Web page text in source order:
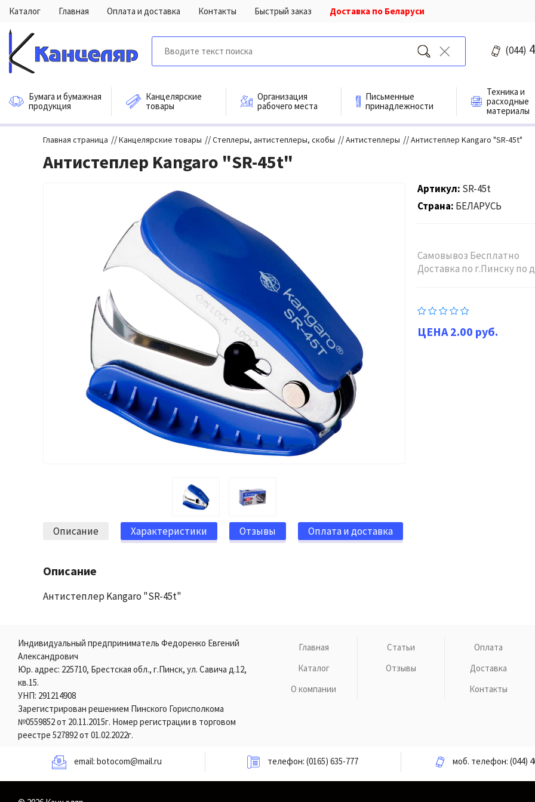
Каталог Главная Оплата и доставка Контакты Быстрый заказ Доставка по Беларуси
(044)
Бумага и бумажная
продукция
Канцелярские
товары
Организация
рабочего места
Письменные
принадлежности
Техника и
расходные
материалы
Главная страница //Канцелярские товары //Степлеры, антистеплеры, скобы //Антистеплеры //Антистеплер Kangaro "SR-45t"
Антистеплер Kangaro "SR-45t"
Артикул SR-45t
Страна БЕЛАРУСЬ
Самовывоз Бесплатно
Доставка по г.Пинску по
2.00 руб.
Описание Характеристики Отзывы Оплата и доставка
Описание
Антистеплер Kangaro "SR-45t"
Индивидуальный предприниматель Федоренко Евгений
Александрович
Юр. адрес: 225710, Брестская обл., г.Пинск, ул. Савича д.12,
кв.15.
УНП: 291214908
Зарегистрирован решением Пинского Горисполкома
№0559852 от 20.11.2015г. Номер регистрации в торговом
реестре 527892 от 01.02.2022г.
Главная
Каталог
О компании
Статьи
Отзывы
Оплата
Доставка
Контакты
email: botocom@mail.ru телефон:(0165) 635-777 моб. телефон:(044)